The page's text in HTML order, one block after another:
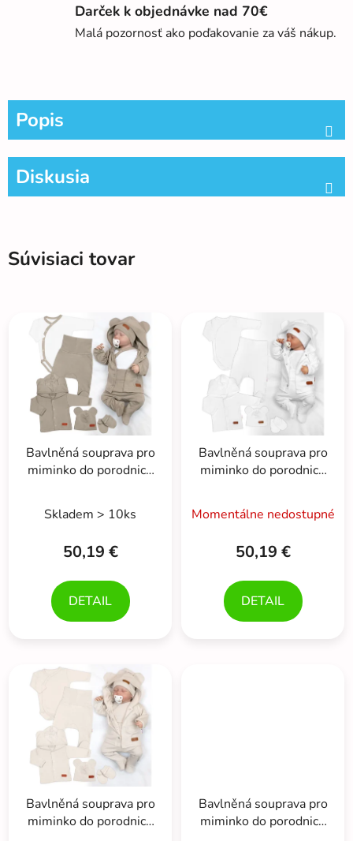
Darček k objednávke nad 70€
Malá pozornosť ako poďakovanie za váš nákup.
Popis
Diskusia
Súvisiaci tovar
Bavlněná souprava pro
miminko do porodnice
béžová
Skladem > 10ks
50,19 €
DETAIL
Bavlněná souprava pro
miminko do porodnice
Momentálne nedostupné
50,19 €
DETAIL
Bavlněná souprava pro
miminko do porodnice
Bavlněná souprava pro
miminko do porodnice